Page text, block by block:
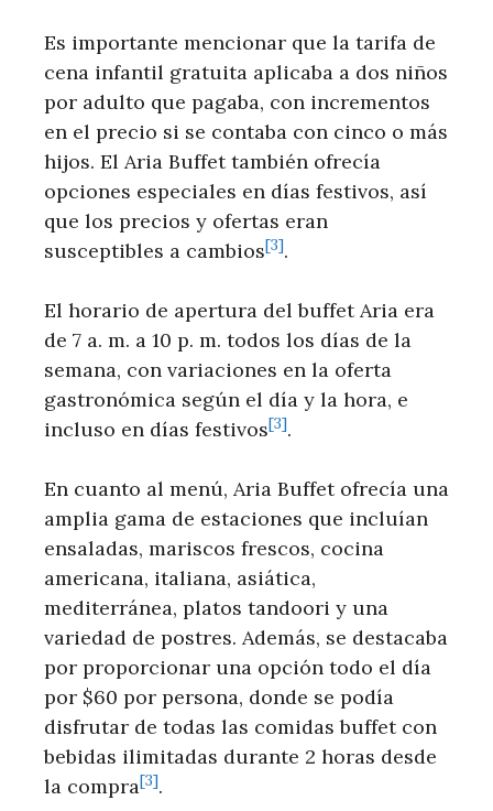
Es importante mencionar que la tarifa de
⁢cena infantil gratuita aplicaba a dos niños
por adulto ⁢que pagaba, con ‍incrementos
en el precio ‍si se contaba con cinco o más
⁣hijos. El Aria Buffet también ofrecía
opciones especiales en días festivos, así
que los⁤ precios y ofertas ​eran ​
susceptibles a cambios[3].
El horario de apertura del buffet Aria era
‍de 7 a. m. a 10 p. m.⁣ todos los días de la
semana, con variaciones en la oferta
gastronómica ⁣según⁢ el día y la hora, e
incluso ⁢en días festivos[3].
En cuanto al menú, ⁤Aria Buffet ⁤ofrecía una
amplia gama de ⁣estaciones que⁣ incluían
ensaladas, mariscos​ frescos, cocina
⁢americana, ‌italiana, asiática,
mediterránea, platos tandoori y una
variedad de postres. Además, se destacaba
por proporcionar una opción todo el día
por $60 ⁣por persona, ⁤donde se podía
disfrutar de todas las comidas buffet con
bebidas ilimitadas durante‍ 2 horas ⁢desde
la ​compra[3].